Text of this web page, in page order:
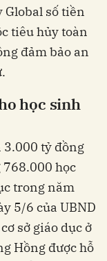
Global số tiền
tiêu hủy toàn
đảm bảo an
học sinh
3.000 tỷ đồng
học
trong năm
5/6 của UBND
sở giáo dục ở
Hồng được hỗ